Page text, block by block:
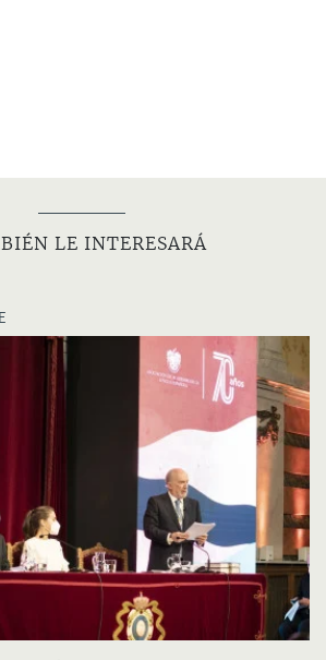
LE INTERESARÁ